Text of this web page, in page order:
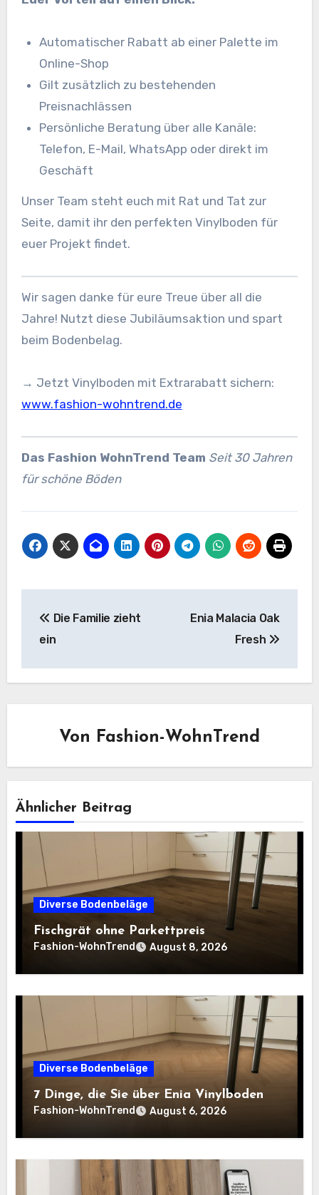
Automatischer Rabatt ab einer Palette im
Online-Shop
Gilt zusätzlich zu bestehenden
Preisnachlässen
Persönliche Beratung über alle Kanäle:
Telefon, E-Mail, WhatsApp oder direkt im
Geschäft
Unser Team steht euch mit Rat und Tat zur
Seite, damit ihr den perfekten Vinylboden für
euer Projekt findet.
Wir sagen danke für eure Treue über all die
Jahre! Nutzt diese Jubiläumsaktion und spart
beim Bodenbelag.
→ Jetzt Vinylboden mit Extrarabatt sichern:
www.fashion-wohntrend.de
Das Fashion WohnTrend Team Seit 30 Jahren
für schöne Böden
Die Familie zieht
ein
Enia Malacia Oak
Fresh
Von Fashion-WohnTrend
Ähnlicher Beitrag
Diverse Bodenbeläge
Fischgrät ohne Parkettpreis
Fashion-WohnTrend August 8, 2026
Diverse Bodenbeläge
7 Dinge, die Sie über Enia Vinylboden
Fashion-WohnTrend August 6, 2026